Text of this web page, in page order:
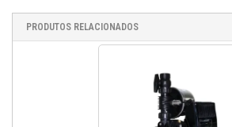
PRODUTOS RELACIONADOS